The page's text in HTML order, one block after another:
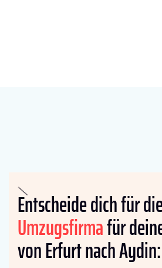
Entscheide dich für
Umzugsfirmafür
von Erfurt nach Aydin: